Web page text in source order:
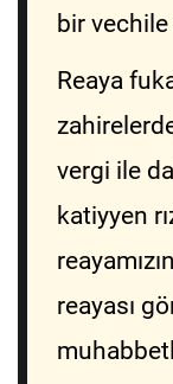
bir vechile
Reaya
vergi ile
katiyyen
reayası